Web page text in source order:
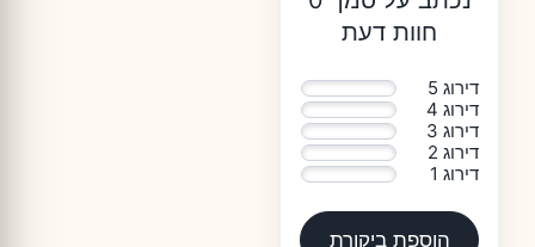
חוות דעת
דירוג 5
דירוג 4
דירוג 3
דירוג 2
דירוג 1
הוספת ביקורת